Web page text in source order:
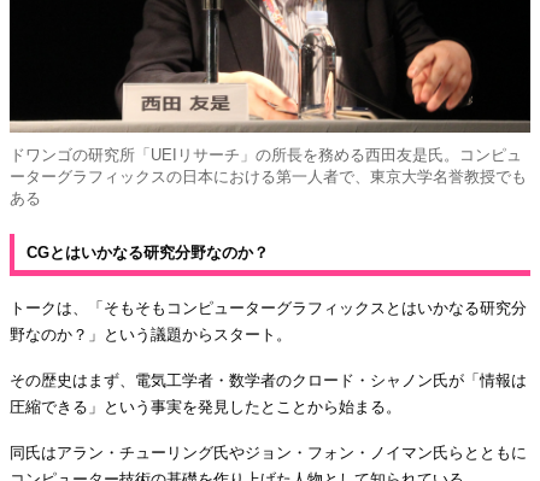
ドワンゴの研究所「UEIリサーチ」の所長を務める西田友是氏。コンピュ
ーターグラフィックスの日本における第一人者で、東京大学名誉教授でも
ある
CGとはいかなる研究分野なのか？
トークは、「そもそもコンピューターグラフィックスとはいかなる研究分
野なのか？」という議題からスタート。
その歴史はまず、電気工学者・数学者のクロード・シャノン氏が「情報は
圧縮できる」という事実を発見したとことから始まる。
同氏はアラン・チューリング氏やジョン・フォン・ノイマン氏らとともに